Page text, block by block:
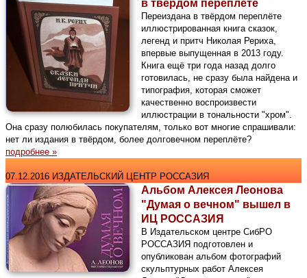
в твёрдом переплёте
Переиздана в твёрдом переплёте
иллюстрированная книга сказок,
легенд и притч Николая Рериха,
впервые выпущенная в 2013 году.
Книга ещё три года назад долго
готовилась , не сразу была найдена и
типография, которая сможет
качественно воспроизвести
иллюстрации в тональности "хром".
Она сразу полюбилась покупателям, только вот многие спрашивали:
нет ли издания в твёрдом, более долговечном переплёте?
подробнее »
07.12.2016 ИЗДАТЕЛЬСКИЙ ЦЕНТР РОССАЗИЯ
Альбом Алексея Леонова
"Думая о вечном" вышел в
ИЦ РОССАЗИЯ
В Издательском центре СибРО
РОССАЗИЯ подготовлен и
опубликован альбом фотографий
скульптурных работ Алексея